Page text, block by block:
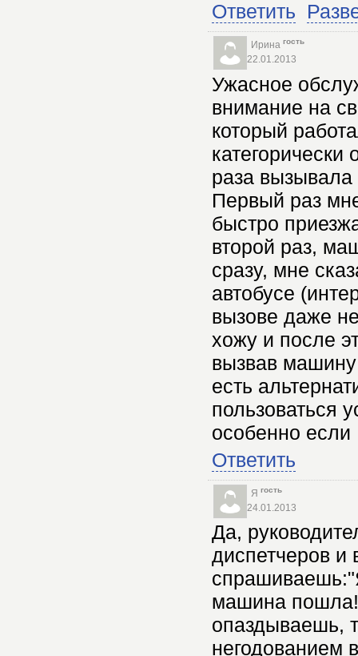
Ответить
Ирина гость
22.01.2013
Ужасное
внимание на
который
раза вызывала
Первый раз
быстро
второй раз,
сразу, мне
автобусе
вызове даже
хожу и после
вызвав машину
есть
пользоваться
особенно
Ответить
Я гость
24.01.2013
Да,
диспетчеров и
машина пошла!
опаздываешь,
негодованием